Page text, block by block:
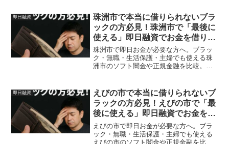
即日融資
珠洲市で本当に借りられないブラ
ックの方必見！珠洲市で「最後に
使える」即日融資でお金を借りる
方法を紹介！
珠洲市で即日お金が必要な方へ。ブラッ
ク・無職・生活保護・主婦でも使える珠
洲市のソフト闇金や正規金融を比較。安
即日融資
えびの市で本当に借りられないブ
ラックの方必見！えびの市で「最
後に使える」即日融資でお金を借
りる方法を紹介！
えびの市で即日お金が必要な方へ。ブラ
ック・無職・生活保護・主婦でも使える
えびの市のソフト闇金や正規金融を比